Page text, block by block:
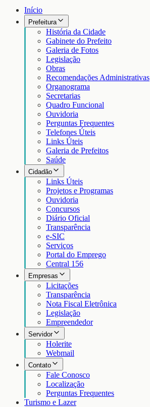
Início
Prefeitura
História da Cidade
Gabinete do Prefeito
Galeria de Fotos
Legislação
Obras
Recomendações Administrativas
Organograma
Secretarias
Quadro Funcional
Ouvidoria
Perguntas Frequentes
Telefones Úteis
Links Úteis
Galeria de Prefeitos
Saúde
Cidadão
Links Úteis
Projetos e Programas
Ouvidoria
Concursos
Diário Oficial
Transparência
e-SIC
Serviços
Portal do Emprego
Central 156
Empresas
Licitações
Transparência
Nota Fiscal Eletrônica
Legislação
Empreendedor
Servidor
Holerite
Webmail
Contato
Fale Conosco
Localização
Perguntas Frequentes
Turismo e Lazer